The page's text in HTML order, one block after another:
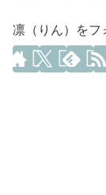
凛（りん）をフ